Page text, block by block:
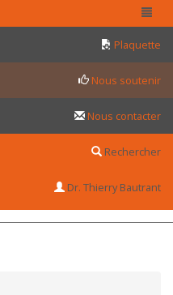
Plaquette
Nous soutenir
Nous contacter
Rechercher
Dr. Thierry Bautrant